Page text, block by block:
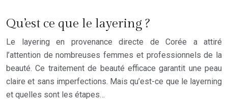
Qu’est ce que le layering ?
Le layering en provenance directe de Corée a attiré
l’attention de nombreuses femmes et professionnels de la
beauté. Ce traitement de beauté efficace garantit une peau
claire et sans imperfections. Mais qu’est-ce que le layerning
et quelles sont les étapes…